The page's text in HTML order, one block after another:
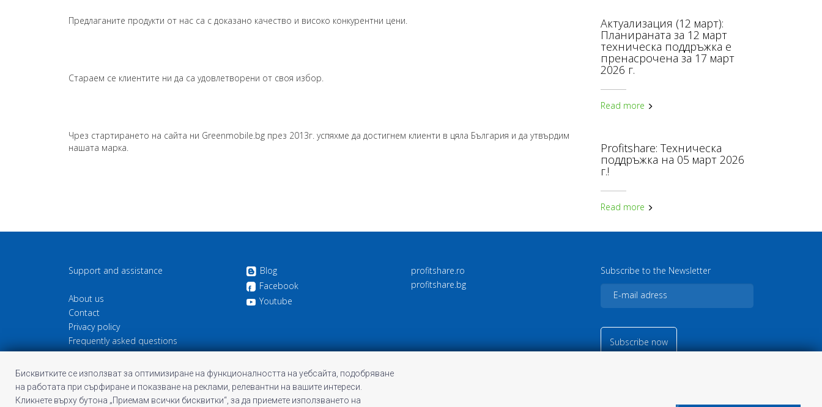
Предлаганите продукти от нас са с доказано качество и високо конкурентни цени.
Стараем се клиентите ни да са удовлетворени от своя избор.
Чрез стартирането на сайта ни Greenmobile.bg през 2013г. успяхме да достигнем клиенти в цяла България и да утвърдим
нашата марка.
Актуализация (12 март):
Планираната за 12 март
техническа поддръжка е
пренасрочена за 17 март
2026 г.
Read more
Profitshare: Техническа
поддръжка на 05 март 2026
г.!
Read more
Support and assistance
About us
Contact
Privacy policy
Frequently asked questions
Cookie information
Terms and Conditions of Profitshare
Blog
Facebook
Youtube
profitshare.ro
profitshare.bg
Subscribe to the Newsletter
Subscribe now
Бисквитките се използват за оптимизиране на функционалността на уебсайта, подобряване
на работата при сърфиране и показване на реклами, релевантни на вашите интереси.
Кликнете върху бутона „Приемам всички бисквитки“, за да приемете използването на